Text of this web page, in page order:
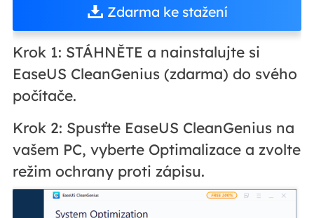
Zdarma ke stažení
Krok 1: STÁHNĚTE a nainstalujte si
EaseUS CleanGenius (zdarma) do svého
počítače.
Krok 2: Spusťte EaseUS CleanGenius na
vašem PC, vyberte Optimalizace a zvolte
režim ochrany proti zápisu.